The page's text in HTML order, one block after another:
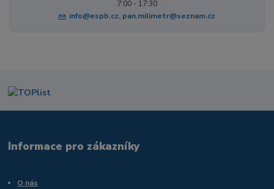
7:00 - 17:30
info@espb.cz, pan.milimetr@seznam.cz
Informace pro zákazníky
O nás